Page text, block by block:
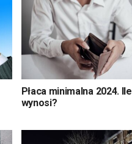
Płaca minimalna 2024. Ile
wynosi?